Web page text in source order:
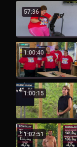
57:36
1:00:40
1:00:15
1:02:51